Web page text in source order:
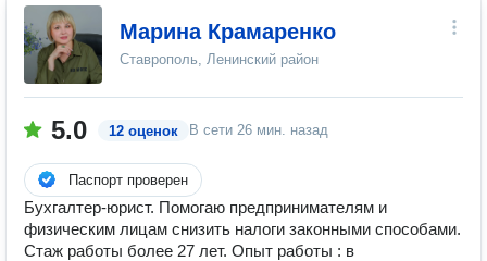
Марина Крамаренко
Ставрополь, Ленинский район
5.0 12 оценок В сети 26 мин. назад
Паспорт проверен
Бухгалтер-юрист. Помогаю предпринимателям и
физическим лицам снизить налоги законными способами.
Стаж работы более 27 лет. Опыт работы : в